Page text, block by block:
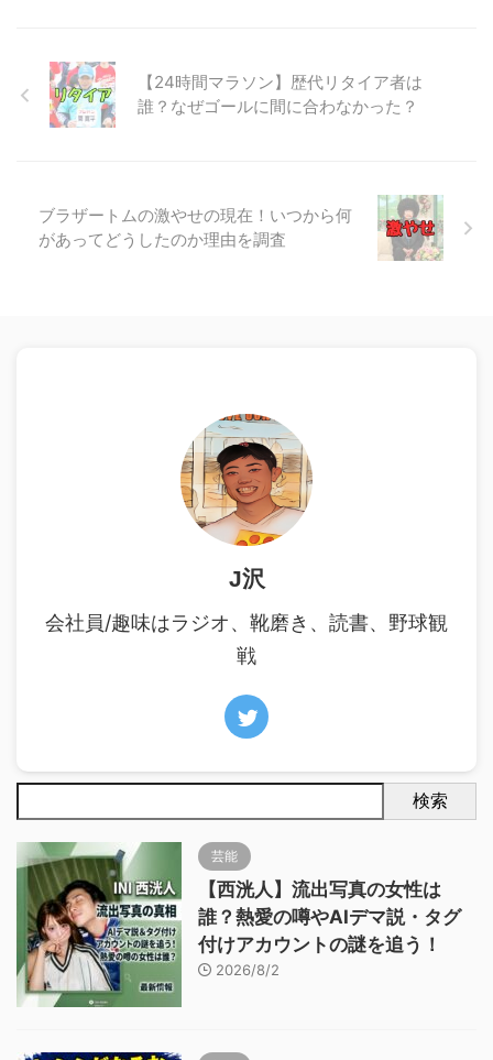
【24時間マラソン】歴代リタイア者は
誰？なぜゴールに間に合わなかった？
ブラザートムの激やせの現在！いつから何
があってどうしたのか理由を調査
J沢
会社員/趣味はラジオ、靴磨き、読書、野球観
戦
検索
芸能
【西洸人】流出写真の女性は
誰？熱愛の噂やAIデマ説・タグ
付けアカウントの謎を追う！
2026/8/2